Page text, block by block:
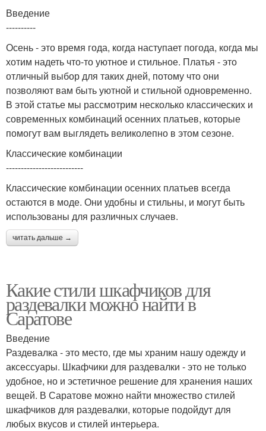
Введение
----------
Осень - это время года, когда наступает погода, когда мы
хотим надеть что-то уютное и стильное. Платья - это
отличный выбор для таких дней, потому что они
позволяют вам быть уютной и стильной одновременно.
В этой статье мы рассмотрим несколько классических и
современных комбинаций осенних платьев, которые
помогут вам выглядеть великолепно в этом сезоне.
Классические комбинации
--------------------------
Классические комбинации осенних платьев всегда
остаются в моде. Они удобны и стильны, и могут быть
использованы для различных случаев.
читать дальше →
Какие стили шкафчиков для
раздевалки можно найти в
Саратове
Введение
Раздевалка - это место, где мы храним нашу одежду и
аксессуары. Шкафчики для раздевалки - это не только
удобное, но и эстетичное решение для хранения наших
вещей. В Саратове можно найти множество стилей
шкафчиков для раздевалки, которые подойдут для
любых вкусов и стилей интерьера.